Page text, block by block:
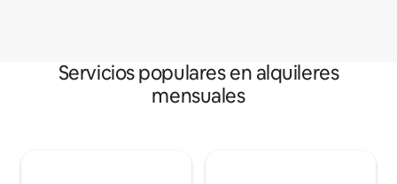
Servicios populares en alquileres
mensuales